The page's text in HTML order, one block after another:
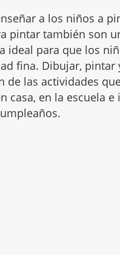
a los niños a
pintar también son
ideal para que los
fina. Dibujar, pintar
de las actividades
casa, en la escuela e